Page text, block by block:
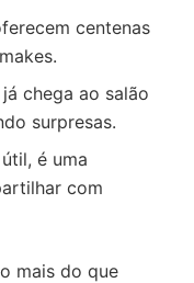
centenas
chega ao salão
surpresas.
é uma
com
mais do que